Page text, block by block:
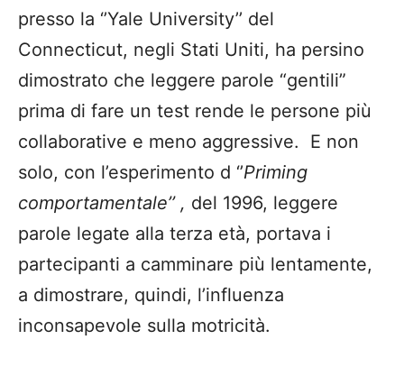
presso la ‘’Yale University’’ del
Connecticut, negli Stati Uniti, ha persino
dimostrato che leggere parole “gentili”
prima di fare un test rende le persone più
collaborative e meno aggressive. E non
solo, con l’esperimento d ‘’Priming
comportamentale’’ , del 1996, leggere
parole legate alla terza età, portava i
partecipanti a camminare più lentamente,
a dimostrare, quindi, l’influenza
inconsapevole sulla motricità.